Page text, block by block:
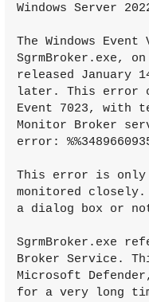
Windows Server
The Windows
SgrmBroker.exe,
released January
later. This error
Event 7023, with
Monitor Broker
error:
This error is only
monitored
a dialog box or
SgrmBroker.exe
Broker Service.
Microsoft
for a very long